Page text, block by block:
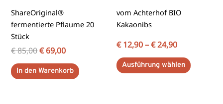
ShareOriginal®
fermentierte Pflaume 20
Stück
€85,00€69,00
In den Warenkorb
vom Achterhof BIO
Kakaonibs
€12,90–€24,90
Ausführung wählen werden